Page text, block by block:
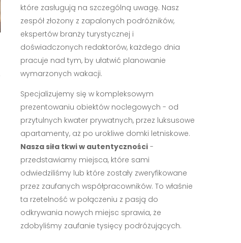
które zasługują na szczególną uwagę. Nasz
zespół złożony z zapalonych podróżników,
ekspertów branży turystycznej i
doświadczonych redaktorów, każdego dnia
pracuje nad tym, by ułatwić planowanie
wymarzonych wakacji.
Specjalizujemy się w kompleksowym
prezentowaniu obiektów noclegowych - od
przytulnych kwater prywatnych, przez luksusowe
apartamenty, aż po urokliwe domki letniskowe.
Nasza siła tkwi w autentyczności-
przedstawiamy miejsca, które sami
odwiedziliśmy lub które zostały zweryfikowane
przez zaufanych współpracowników. To właśnie
ta rzetelność w połączeniu z pasją do
odkrywania nowych miejsc sprawia, że
zdobyliśmy zaufanie tysięcy podróżujących.